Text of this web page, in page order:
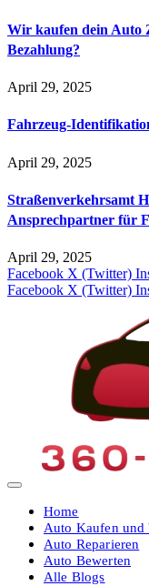
Wir kaufen dein Auto
Bezahlung?
April 29, 2025
Fahrzeug-
April 29, 2025
Straßenverkehrsamt
Ansprechpartner für
April 29, 2025
Facebook X (Twitter)
Facebook X (Twitter)
Home
Auto Kaufen und
Auto Reparieren
Auto Bewerten
Alle Blogs